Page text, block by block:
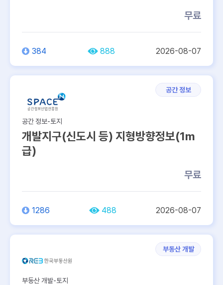
무료
384 888 2026-08-07
공간 정보
공간 정보-토지
개발지구(신도시 등) 지형방향정보(1m
급)
무료
1286 488 2026-08-07
부동산 개발
부동산 개발-토지